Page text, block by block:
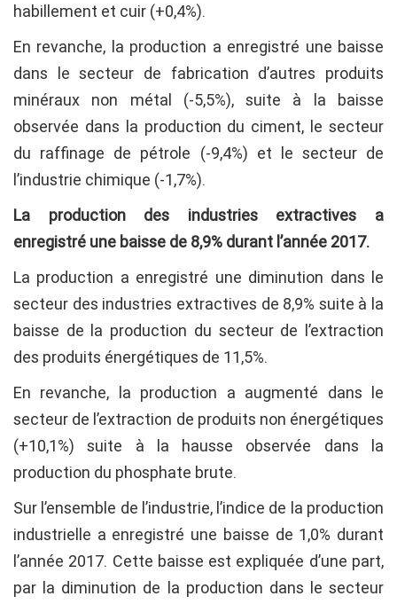
habillement et cuir (+0,4%).
En revanche, la production a enregistré une baisse
dans le secteur de fabrication d’autres produits
minéraux non métal (-5,5%), suite à la baisse
observée dans la production du ciment, le secteur
du raffinage de pétrole (-9,4%) et le secteur de
l’industrie chimique (-1,7%).
La production des industries extractives a
enregistré une baisse de 8,9% durant l’année 2017.
La production a enregistré une diminution dans le
secteur des industries extractives de 8,9% suite à la
baisse de la production du secteur de l’extraction
des produits énergétiques de 11,5%.
En revanche, la production a augmenté dans le
secteur de l’extraction de produits non énergétiques
(+10,1%) suite à la hausse observée dans la
production du phosphate brute.
Sur l’ensemble de l’industrie, l’indice de la production
industrielle a enregistré une baisse de 1,0% durant
l’année 2017. Cette baisse est expliquée d’une part,
par la diminution de la production dans le secteur